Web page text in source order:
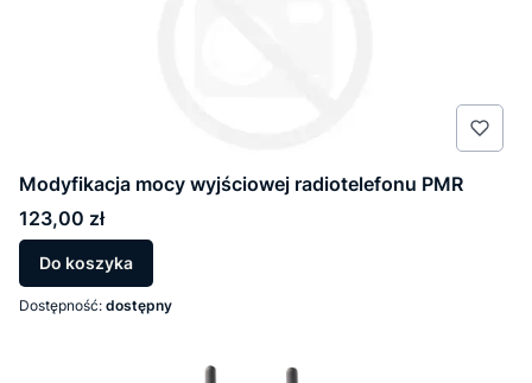
Modyfikacja mocy wyjściowej radiotelefonu PMR
Cena
123,00 zł
Do koszyka
Dostępność: dostępny